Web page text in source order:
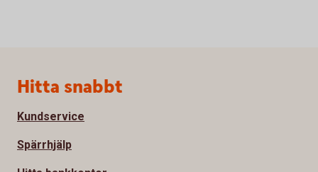
Sidfot
Hitta snabbt
Kundservice
Spärrhjälp